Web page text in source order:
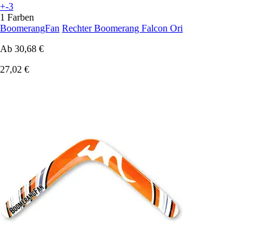
+-3
1 Farben
BoomerangFan Rechter Boomerang Falcon Ori
Ab 30,68 €
27,02 €